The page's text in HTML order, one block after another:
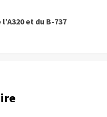
et du B-737